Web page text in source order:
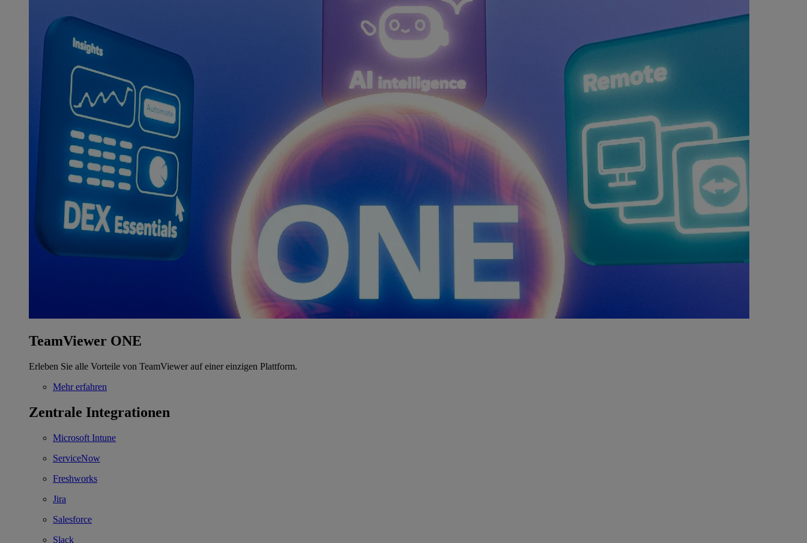
TeamViewer ONE
Erleben Sie alle Vorteile von TeamViewer auf einer einzigen Plattform.
Mehr erfahren
Zentrale Integrationen
Microsoft Intune
ServiceNow
Freshworks
Jira
Salesforce
Slack